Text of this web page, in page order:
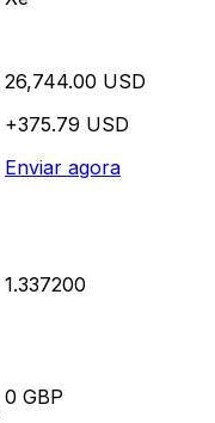
26,744.00 USD
+375.79 USD
Enviar agora
1.337200
0 GBP